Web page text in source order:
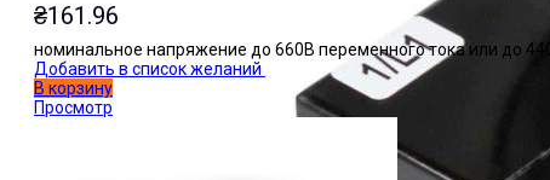
₴161.96
номинальное напряжение до 660В переменного тока или до
Добавить в список желаний
В корзину
Просмотр